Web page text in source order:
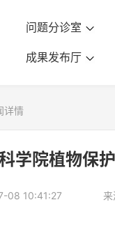
问题分诊室
成果发布厅
详情
学院植物保
08 10:41:27